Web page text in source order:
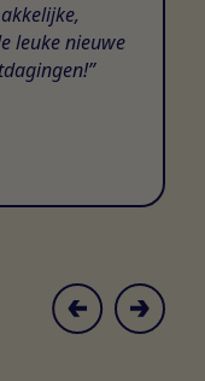
leuke nieuwe